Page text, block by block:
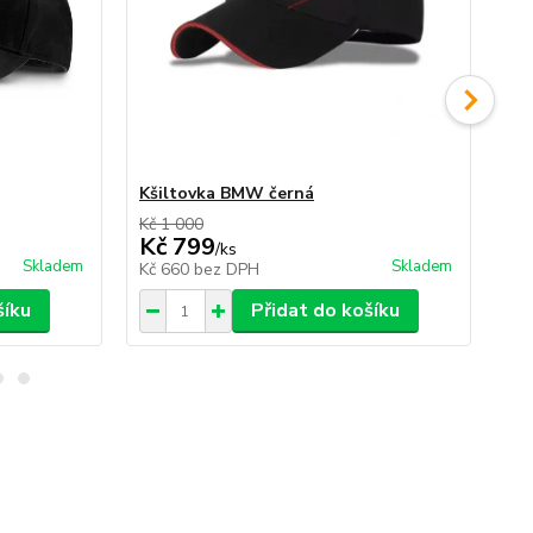
Skladem
Kšiltovka BMW černá
Kč 1 000
Kč 799/ks
Kč 660 bez DPH Skladem
Přidat do košíku